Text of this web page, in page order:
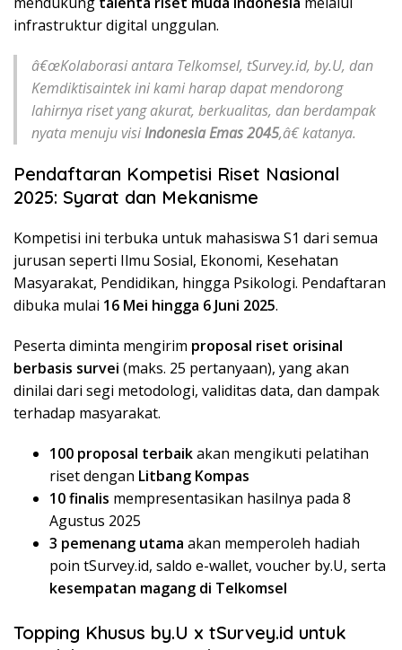
infrastruktur digital unggulan.
â€œKolaborasi antara Telkomsel, tSurvey.id, by.U, dan
Kemdiktisaintek ini kami harap dapat mendorong
lahirnya riset yang akurat, berkualitas, dan berdampak
nyata menuju visiIndonesia Emas 2045,â€ katanya.
Pendaftaran Kompetisi Riset Nasional
2025: Syarat dan Mekanisme
Kompetisi ini terbuka untuk mahasiswa S1 dari semua
jurusan seperti Ilmu Sosial, Ekonomi, Kesehatan
Masyarakat, Pendidikan, hingga Psikologi. Pendaftaran
dibuka mulai 16 Mei hingga 6 Juni 2025.
Peserta diminta mengirim proposal riset orisinal
berbasis survei (maks. 25 pertanyaan), yang akan
dinilai dari segi metodologi, validitas data, dan dampak
terhadap masyarakat.
100 proposal terbaikakan mengikuti pelatihan
riset dengan Litbang Kompas
10 finalis mempresentasikan hasilnya pada 8
Agustus 2025
3 pemenang utama akan memperoleh hadiah
poin tSurvey.id, saldo e-wallet, voucher by.U, serta
kesempatan magang di Telkomsel
Topping Khusus by.U x tSurvey.id untuk